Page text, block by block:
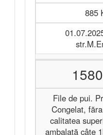
885
File de pui.
Congelat,
calitatea
ambalată câte